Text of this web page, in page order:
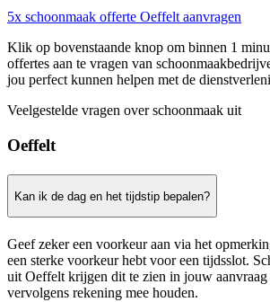
5x schoonmaak offerte Oeffelt aanvragen
Klik op bovenstaande knop om binnen 1
offertes aan te vragen van
jou perfect kunnen helpen met de
Veelgestelde vragen over schoonmaak uit
Oeffelt
Kan ik de dag en het tijdstip bepalen?
Geef zeker een voorkeur aan via het
een sterke voorkeur hebt voor een tijdsslot.
uit Oeffelt krijgen dit te zien in jouw
vervolgens rekening mee houden.